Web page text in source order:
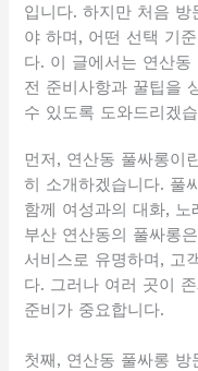
입니다. 하지만 처음
야 하며, 어떤 선택 기
다. 이 글에서는 연산
전 준비사항과 꿀팁을
수 있도록 도와드리겠
먼저, 연산동 풀싸롱이
히 소개하겠습니다. 풀
함께 여성과의 대화,
부산 연산동의 풀싸롱
서비스로 유명하며, 고
다. 그러나 여러 곳이
준비가 중요합니다.
첫째, 연산동 풀싸롱